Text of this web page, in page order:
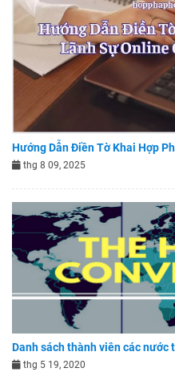
Hướng Dẫn Điền Tờ Khai Hợp
thg 8 09, 2025
Danh sách thành viên các nước
thg 5 19, 2020